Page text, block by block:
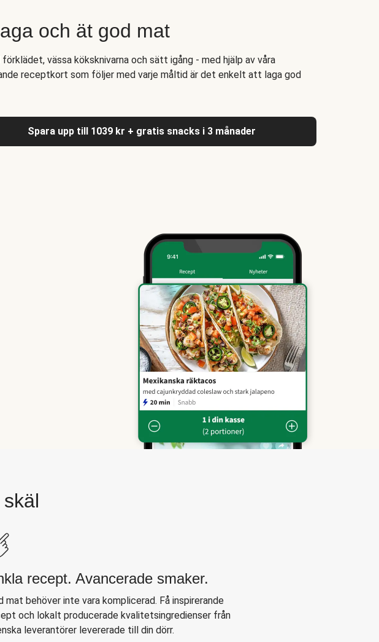
och ät god mat
förklädet, vässa köksknivarna och sätt igång - med hjälp av våra
receptkort som följer med varje måltid är det enkelt att laga god
Spara upp till 1039 kr + gratis snacks i 3 månader
recept. Avancerade smaker.
mat behöver inte vara komplicerad. Få inspirerande
och lokalt producerade kvalitetsingredienser från
leverantörer levererade till din dörr.